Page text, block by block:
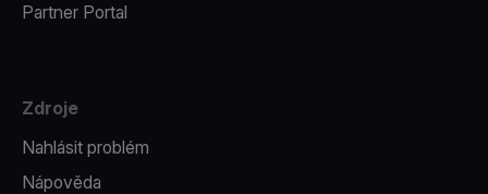
Partner Portal
Zdroje
Nahlásit problém
Nápověda